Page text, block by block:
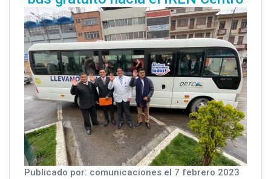
Publicado por: comunicaciones el 7 febrero 2023